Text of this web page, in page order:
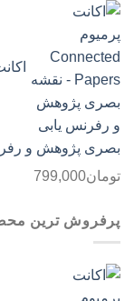
بصری پژوهش و
تومان799,000
پرفروش ترین